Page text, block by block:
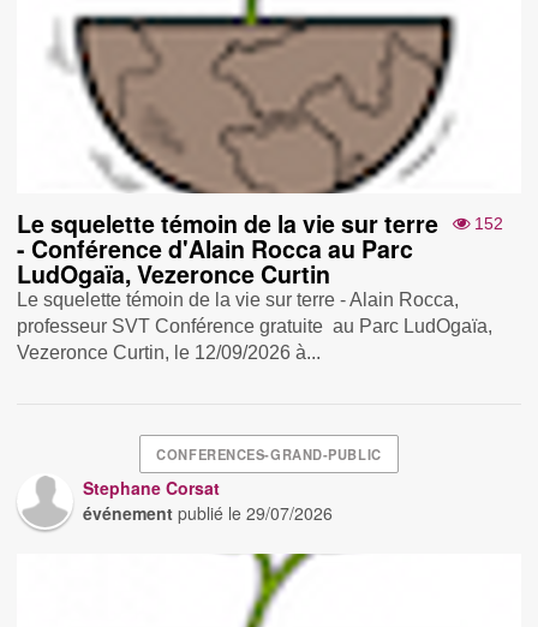
152
Le squelette témoin de la vie sur terre
- Conférence d'Alain Rocca au Parc
LudOgaïa, Vezeronce Curtin
Le squelette témoin de la vie sur terre - Alain Rocca,
professeur SVT Conférence gratuite au Parc LudOgaïa,
Vezeronce Curtin, le 12/09/2026 à...
CONFERENCES-GRAND-PUBLIC
Stephane Corsat
événement publié le29/07/2026